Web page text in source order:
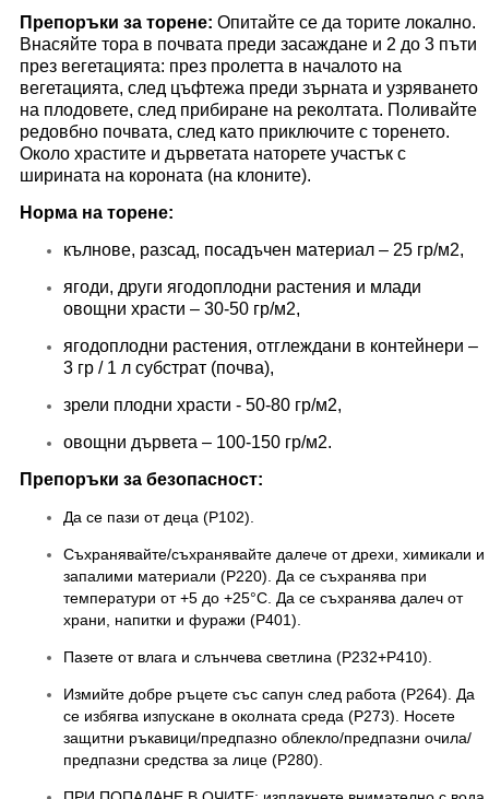
Препоръки за торене: Опитайте се да торите локално.
Внасяйте тора в почвата преди засаждане и 2 до 3 пъти
през вегетацията: през пролетта в началото на
вегетацията, след цъфтежа преди зърната и узряването
на плодовете, след прибиране на реколтата. Поливайте
редовбно почвата, след като приключите с торенето.
Около храстите и дърветата наторете участък с
ширината на короната (на клоните).
Норма на торене:
кълнове, разсад, посадъчен материал – 25 гр/м2,
ягоди, други ягодоплодни растения и млади
овощни храсти – 30-50 гр/м2,
ягодоплодни растения, отглеждани в контейнери –
3 гр / 1 л субстрат (почва),
зрели плодни храсти - 50-80 гр/м2,
овощни дървета – 100-150 гр/м2.
Препоръки за безопасност:
Да се ​​пази от деца (P102).
Съхранявайте/съхранявайте далече от дрехи, химикали и
запалими материали (P220). Да се ​​съхранява при
температури от +5 до +25°C. Да се ​​съхранява далеч от
храни, напитки и фуражи (P401).
Пазете от влага и слънчева светлина (P232+P410).
Измийте добре ръцете със сапун след работа (P264). Да
се ​​избягва изпускане в околната среда (P273). Носете
защитни ръкавици/предпазно облекло/предпазни очила/
предпазни средства за лице (P280).